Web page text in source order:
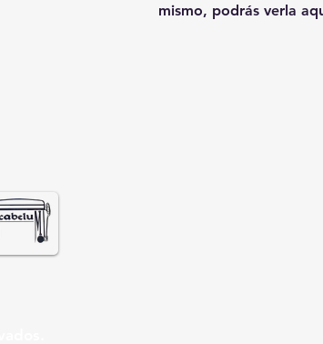
mismo, podrás verla